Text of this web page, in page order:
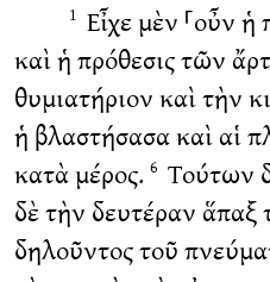
1 Εἶχε μὲν ⸀οὖν
καὶ ἡ πρόθεσις τῶν
θυμιατήριον καὶ τὴν
ἡ βλαστήσασα καὶ αἱ
κατὰ μέρος. 6 Τούτων
δὲ τὴν δευτέραν ἅπαξ
δηλοῦντος τοῦ